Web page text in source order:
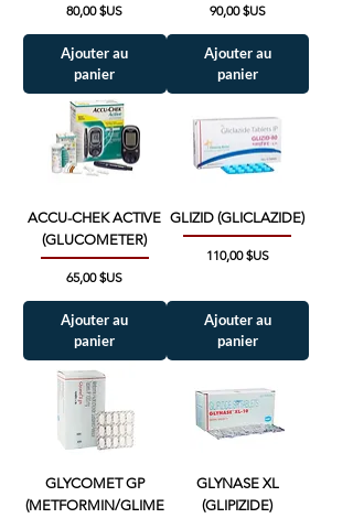
Prix
80,00 $US
Ajouter au
panier
Prix
90,00 $US
Ajouter au
panier
ACCU-CHEK ACTIVE
(GLUCOMETER)
Prix
65,00 $US
Ajouter au
panier
GLIZID (GLICLAZIDE)
Prix
110,00 $US
Ajouter au
panier
GLYCOMET GP
(METFORMIN/GLIME
GLYNASE XL
(GLIPIZIDE)